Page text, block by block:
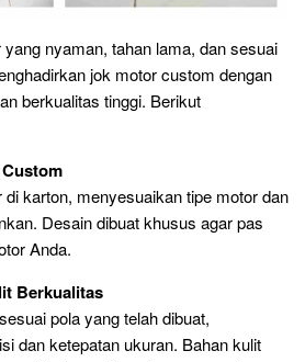
nyaman, tahan lama, dan sesuai
jok motor custom dengan
berkualitas tinggi. Berikut
di karton, menyesuaikan tipe motor dan
Desain dibuat khusus agar pas
Anda.
Berkualitas
pola yang telah dibuat,
dan ketepatan ukuran. Bahan kulit